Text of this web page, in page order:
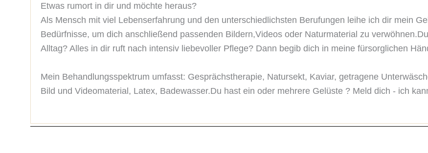
Etwas rumort in dir und möchte heraus?
Als Mensch mit viel Lebenserfahrung und den unterschiedlichsten Berufungen leihe ich dir mein
Bedürfnisse, um dich anschließend passenden Bildern,Videos oder Naturmaterial zu
Alltag? Alles in dir ruft nach intensiv liebevoller Pflege? Dann begib dich in meine fürsorglichen
Mein Behandlungsspektrum umfasst: Gesprächstherapie, Natursekt, Kaviar, getragene
Bild und Videomaterial, Latex, Badewasser.Du hast ein oder mehrere Gelüste ? Meld dich - ich